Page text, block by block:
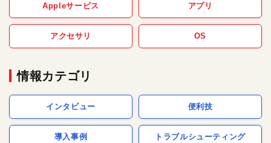
Appleサービス アプリ
アクセサリ OS
情報カテゴリ
インタビュー 便利技
導入事例 トラブルシューティング